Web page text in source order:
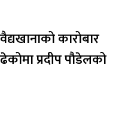
कारोबार
प्रदीप पौडेलको